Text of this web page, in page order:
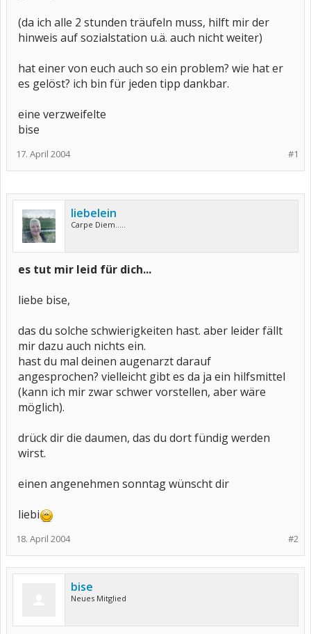
(da ich alle 2 stunden träufeln muss, hilft mir der
hinweis auf sozialstation u.ä. auch nicht weiter)
hat einer von euch auch so ein problem? wie hat er
es gelöst? ich bin für jeden tipp dankbar.
eine verzweifelte
bise
#1
17. April 2004
liebelein
Carpe Diem.....
es tut mir leid für dich...
liebe bise,
das du solche schwierigkeiten hast. aber leider fällt
mir dazu auch nichts ein.
hast du mal deinen augenarzt darauf
angesprochen? vielleicht gibt es da ja ein hilfsmittel
(kann ich mir zwar schwer vorstellen, aber wäre
möglich).
drück dir die daumen, das du dort fündig werden
wirst.
einen angenehmen sonntag wünscht dir
liebi
#2
18. April 2004
bise
Neues Mitglied